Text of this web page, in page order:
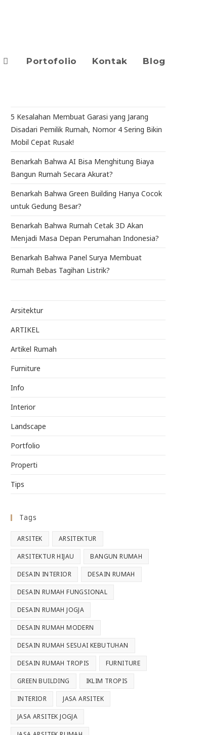
Portofolio Kontak Blog
5 Kesalahan Membuat Garasi yang Jarang
Disadari Pemilik Rumah, Nomor 4 Sering Bikin
Mobil Cepat Rusak!
Benarkah Bahwa AI Bisa Menghitung Biaya
Bangun Rumah Secara Akurat?
Benarkah Bahwa Green Building Hanya Cocok
untuk Gedung Besar?
Benarkah Bahwa Rumah Cetak 3D Akan
Menjadi Masa Depan Perumahan Indonesia?
Benarkah Bahwa Panel Surya Membuat
Rumah Bebas Tagihan Listrik?
Arsitektur
ARTIKEL
Artikel Rumah
Furniture
Info
Interior
Landscape
Portfolio
Properti
Tips
Tags
ARSITEK ARSITEKTUR
ARSITEKTUR HIJAU BANGUN RUMAH
DESAIN INTERIOR DESAIN RUMAH
DESAIN RUMAH FUNGSIONAL
DESAIN RUMAH JOGJA
DESAIN RUMAH MODERN
DESAIN RUMAH SESUAI KEBUTUHAN
DESAIN RUMAH TROPIS FURNITURE
GREEN BUILDING IKLIM TROPIS
INTERIOR JASA ARSITEK
JASA ARSITEK JOGJA